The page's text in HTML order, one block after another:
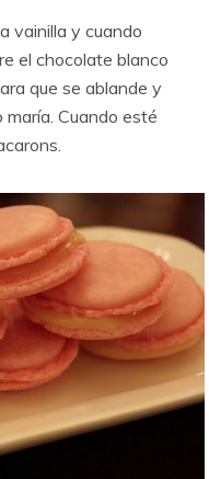
vainilla y cuando
el chocolate blanco
que se ablande y
Cuando esté